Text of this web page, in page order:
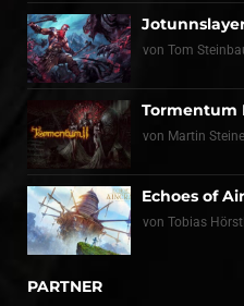
von Tom
Tormentum
von Martin
Echoes of
von Tobias
PARTNER